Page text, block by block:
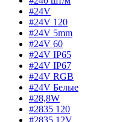
#24V
#24V 120
#24V 5mm
#24V 60
#24V IP65
#24V IP67
#24V RGB
#24V Белые
#28,8W
#2835 120
#2835 12V